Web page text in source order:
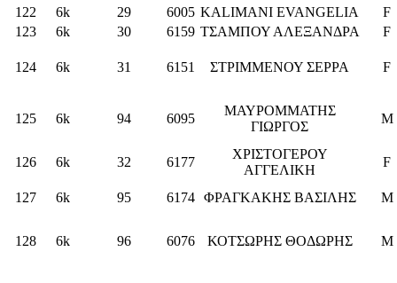
122 6k 29 6005 KALIMANI EVANGELIA
F
123
6k 30 6159 ΤΣΑΜΠΟΥ ΑΛΕΞΑΝΔΡΑ F
124 6k 31 6151 ΣΤΡΙΜΜΕΝΟΥ ΣΕΡΡΑ F
125 6k 94 6095
ΜΑΥΡΟΜΜΑΤΗΣ
ΓΙΩΡΓΟΣ
M
126 6k 32 6177
ΧΡΙΣΤΟΓΕΡΟΥ
ΑΓΓΕΛΙΚΗ
F
127 6k 95 6174 ΦΡΑΓΚΑΚΗΣ ΒΑΣΙΛΗΣ M
128 6k 96 6076 ΚΟΤΣΩΡΗΣ ΘΟΔΩΡΗΣ M